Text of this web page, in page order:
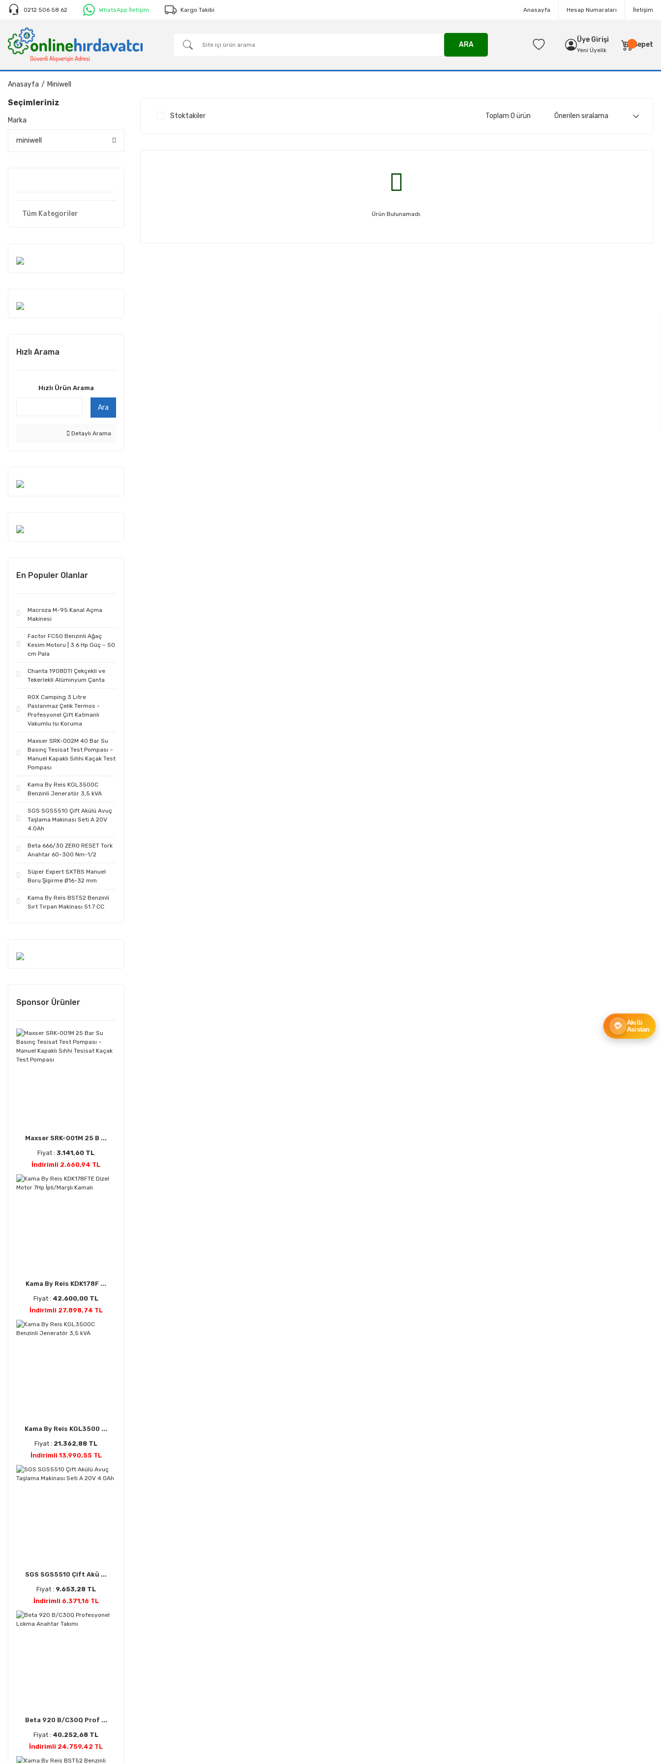
0212 506 58 62 WhatsApp İletişim Kargo Takibi Anasayfa Hesap Numaraları İletişim
ARA
Üye Girişi
Yeni Üyelik
Sepet
Anasayfa Miniwell
Seçimleriniz
Marka
miniwell
Tüm Kategoriler
Hızlı Arama
Hızlı Ürün Arama
Ara
Detaylı Arama
En Populer Olanlar
Macroza M-95 Kanal Açma
Makinesi
Factor FC50 Benzinli Ağaç
Kesim Motoru | 3.6 Hp Güç – 50
cm Pala
Chanta 1908DTI Çekçekli ve
Tekerlekli Alüminyum Çanta
ROX Camping 3 Litre
Paslanmaz Çelik Termos -
Profesyonel Çift Katmanlı
Vakumlu Isı Koruma
Maxser SRK-002M 40 Bar Su
Basınç Tesisat Test Pompası –
Manuel Kapaklı Sıhhi Kaçak Test
Pompası
Kama By Reis KGL3500C
Benzinli Jeneratör 3,5 kVA
SGS SGS5510 Çift Akülü Avuç
Taşlama Makinası Seti A 20V
4.0Ah
Beta 666/30 ZERO RESET Tork
Anahtar 60-300 Nm-1/2
Süper Expert SXTBS Manuel
Boru Şişirme Ø16-32 mm
Kama By Reis BST52 Benzinli
Sırt Tırpan Makinası 51.7 CC
Sponsor Ürünler
Maxser SRK-001M 25 B ...
Fiyat :3.141,60 TL
İndirimli 2.660,94 TL
Kama By Reis KDK178F ...
Fiyat : 42.600,00 TL
İndirimli 27.898,74 TL
Kama By Reis KGL3500 ...
Fiyat : 21.362,88 TL
İndirimli 13.990,55 TL
SGS SGS5510 Çift Akü ...
Fiyat : 9.653,28 TL
İndirimli 6.371,16 TL
Beta 920 B/C30Q Prof ...
Fiyat : 40.252,68 TL
İndirimli 24.759,42 TL
Stoktakiler Toplam 0 ürün
Ürün Bulunamadı.
Akıllı
Asistan